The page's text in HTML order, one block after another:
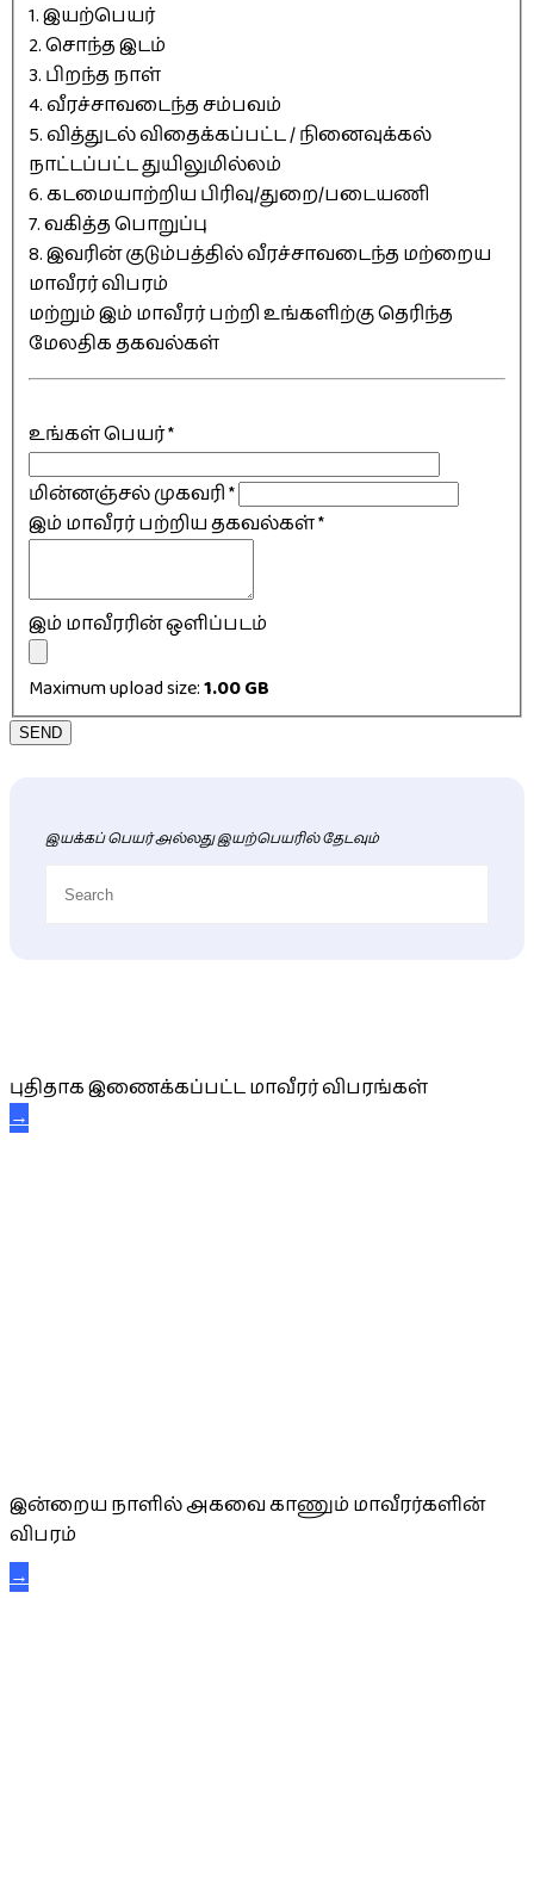
1. இயற்பெயர்
2. சொந்த இடம்
3. பிறந்த நாள்
4. வீரச்சாவடைந்த சம்பவம்
5. வித்துடல் விதைக்கப்பட்ட / நினைவுக்கல்
நாட்டப்பட்ட துயிலுமில்லம்
6. கடமையாற்றிய பிரிவு/துறை/படையணி
7. வகித்த பொறுப்பு
8. இவரின் குடும்பத்தில் வீரச்சாவடைந்த மற்றைய
மாவீரர் விபரம்
மற்றும் இம் மாவீரர் பற்றி உங்களிற்கு தெரிந்த
மேலதிக தகவல்கள்
உங்கள் பெயர்*
மின்னஞ்சல் முகவரி*
இம் மாவீரர் பற்றிய தகவல்கள்*
இம் மாவீரரின் ஒளிப்படம்
Maximum upload size:1.00 GB
SEND
இயக்கப் பெயர் அல்லது இயற்பெயரில் தேடவும்
புதிதாக இணைக்கப்பட்ட மாவீரர் விபரங்கள்
→
இன்றைய நாளில் அகவை காணும் மாவீரர்களின்
விபரம்
→